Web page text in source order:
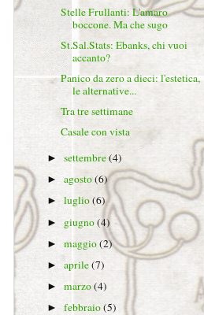
Stelle Frullanti: L'amaro
boccone. Ma che sugo
St.Sal.Stats: Ebanks, chi vuoi
accanto?
Panico da zero a dieci: l'estetica,
le alternative...
Tra tre settimane
Casale con vista
►settembre(4)
►agosto(6)
►luglio(6)
► giugno(4)
►maggio(2)
►aprile(7)
►marzo(4)
►febbraio(5)